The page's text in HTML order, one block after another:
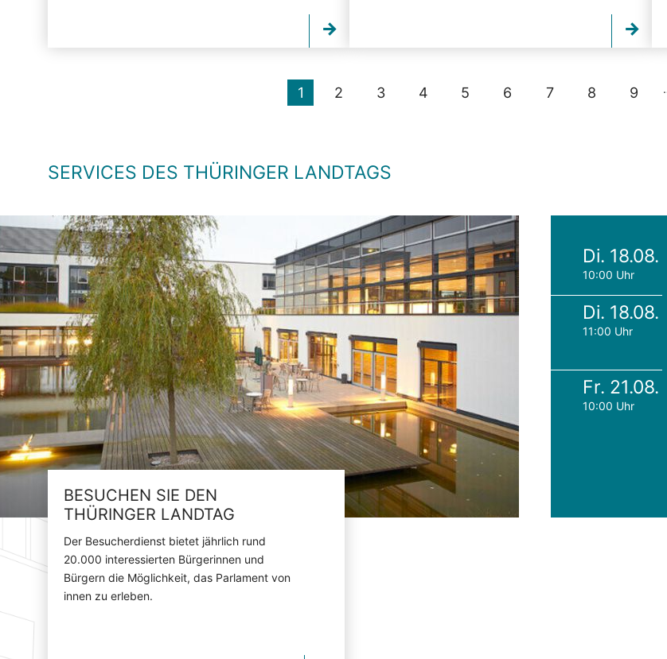
1 2 3 4 5 6 7 8 9
SERVICES DES THÜRINGER LANDTAGS
BESUCHEN SIE DEN
THÜRINGER LANDTAG
Der Besucherdienst bietet jährlich rund
20.000 interessierten Bürgerinnen und
Bürgern die Möglichkeit, das Parlament von
innen zu erleben.
Di. 18.08.
10:00 Uhr
Di. 18.08.
11:00 Uhr
Fr. 21.08.
10:00 Uhr